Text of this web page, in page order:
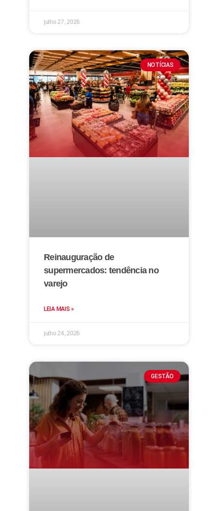
julho 27, 2026
NOTÍCIAS
Reinauguração de
supermercados: tendência no
varejo
LEIA MAIS »
julho 24, 2026
GESTÃO